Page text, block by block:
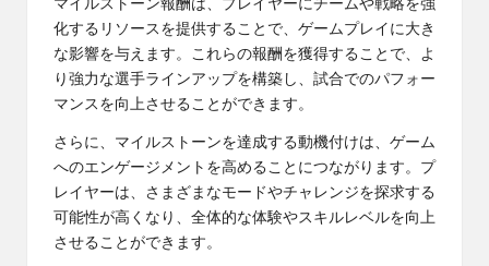
マイルストーン報酬は、プレイヤーにチームや戦略を強
化するリソースを提供することで、ゲームプレイに大き
な影響を与えます。これらの報酬を獲得することで、よ
り強力な選手ラインアップを構築し、試合でのパフォー
マンスを向上させることができます。
さらに、マイルストーンを達成する動機付けは、ゲーム
へのエンゲージメントを高めることにつながります。プ
レイヤーは、さまざまなモードやチャレンジを探求する
可能性が高くなり、全体的な体験やスキルレベルを向上
させることができます。